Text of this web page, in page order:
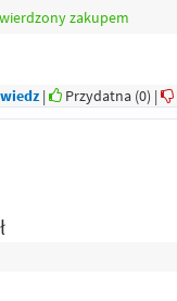
zakupem
| Przydatna (0) |